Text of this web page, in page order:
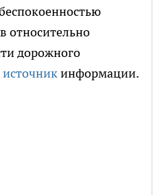
относительно
дорожного
источникинформации.